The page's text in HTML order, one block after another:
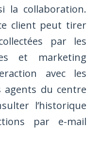
la collaboration.
client peut tirer
par les
et marketing
avec les
agents du centre
l’historique
par e-mail